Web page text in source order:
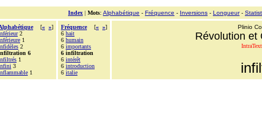
Index | Mots: Alphabétique - Fréquence - Inversions - Longueur-
[« »]
2
1
2
6
1
3
1
Fréquence [« »]
6 hait
6 humain
6 importants
6 infiltration
6 intérêt
6 introduction
6 italie
Plinio
Révolution et